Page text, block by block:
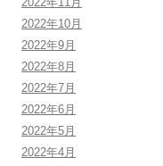
2022年10月
2022年9月
2022年8月
2022年7月
2022年6月
2022年5月
2022年4月